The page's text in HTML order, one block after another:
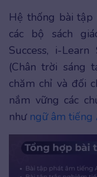
Hệ thống bài
các bộ sách
Success, i-
(Chân trời sáng
chăm chỉ và đối
nắm vững các
như ngữ âm tiếng